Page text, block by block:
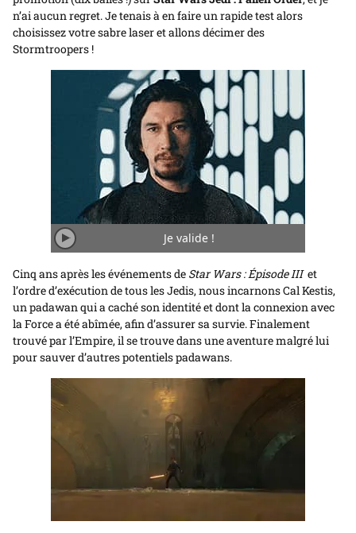
n’ai aucun regret. Je tenais à en faire un rapide test alors
choisissez votre sabre laser et allons décimer des
Stormtroopers !
Jouer/Arrêter
l'animation
Je valide !
Cinq ans après les événements de Star Wars : Épisode III et
l’ordre d’exécution de tous les Jedis, nous incarnons Cal Kestis,
un padawan qui a caché son identité et dont la connexion avec
la Force a été abîmée, afin d’assurer sa survie. Finalement
trouvé par l’Empire, il se trouve dans une aventure malgré lui
pour sauver d’autres potentiels padawans.